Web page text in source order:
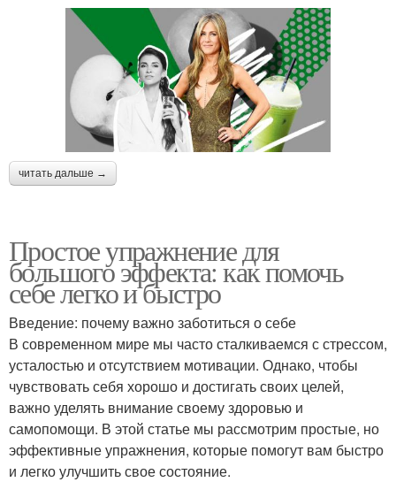
читать дальше →
Простое упражнение для
большого эффекта: как помочь
себе легко и быстро
Введение: почему важно заботиться о себе
В современном мире мы часто сталкиваемся с стрессом,
усталостью и отсутствием мотивации. Однако, чтобы
чувствовать себя хорошо и достигать своих целей,
важно уделять внимание своему здоровью и
самопомощи. В этой статье мы рассмотрим простые, но
эффективные упражнения, которые помогут вам быстро
и легко улучшить свое состояние.